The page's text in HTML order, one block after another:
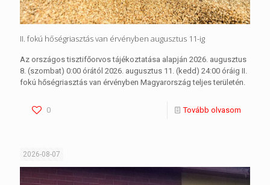
II. fokú hőségriasztás van érvényben augusztus 11-ig
Az országos tisztifőorvos tájékoztatása alapján 2026. augusztus
8. (szombat) 0:00 órától 2026. augusztus 11. (kedd) 24:00 óráig II.
fokú hőségriasztás van érvényben Magyarország teljes területén.
0 Tovább olvasom
2026-08-07